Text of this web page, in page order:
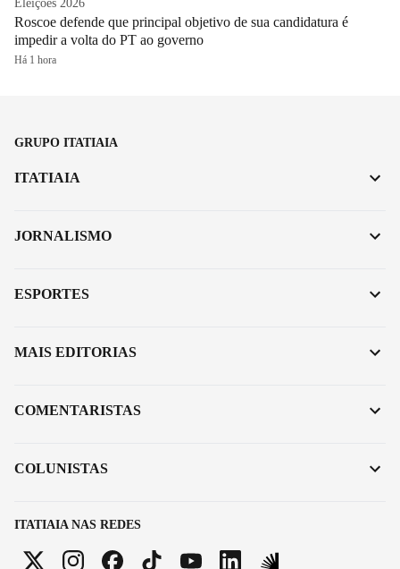
Eleições 2026
Roscoe defende que principal objetivo de sua candidatura é
impedir a volta do PT ao governo
Há 1 hora
GRUPO ITATIAIA
ITATIAIA NAS REDES
ITATIAIA
JORNALISMO
ESPORTES
MAIS EDITORIAS
COMENTARISTAS
COLUNISTAS